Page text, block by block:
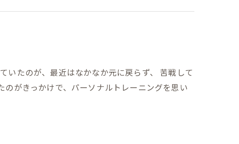
いたのが、最近はなかなか元に戻らず、 苦戦して
がきっかけで、パーソナルトレーニングを思い